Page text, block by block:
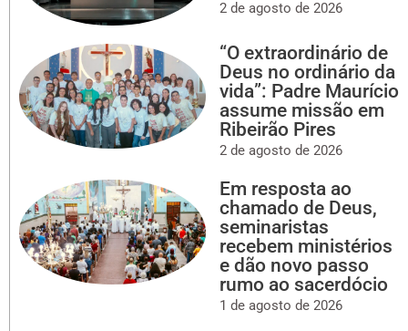
2 de agosto de 2026
“O extraordinário de
Deus no ordinário da
vida”: Padre Maurício
assume missão em
Ribeirão Pires
2 de agosto de 2026
Em resposta ao
chamado de Deus,
seminaristas
recebem ministérios
e dão novo passo
rumo ao sacerdócio
1 de agosto de 2026